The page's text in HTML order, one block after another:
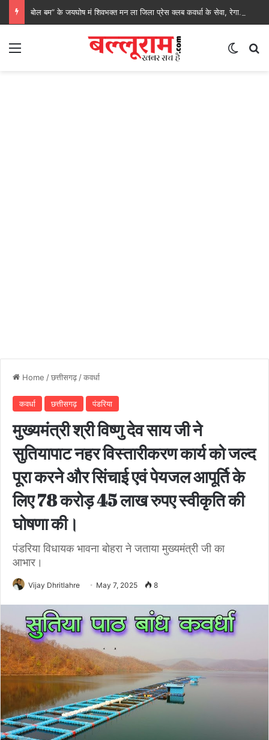
बोल बम” के जयघोष मं शिवभक्त मन ला जिला प्रेस क्लब कवर्धा के सेवा, रेगाखार चौक मं स्वल्पाहार पाय के गदगद होइस पदयात्री
Home /छत्तीसगढ़ /कवर्धा
कवर्धा छत्तीसगढ़ पंडरिया
मुख्यमंत्री श्री विष्णु देव साय जी ने
सुतियापाट नहर विस्तारीकरण कार्य को जल्द
पूरा करने और सिंचाई एवं पेयजल आपूर्ति के
लिए 78 करोड़ 45 लाख रुपए स्वीकृति की
घोषणा की।
पंडरिया विधायक भावना बोहरा ने जताया मुख्यमंत्री जी का
आभार।
Vijay Dhritlahre May 7, 2025 8